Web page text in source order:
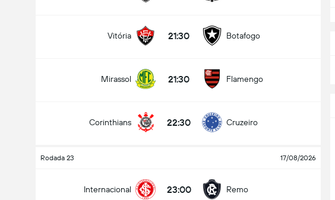
Vitória 21:30 Botafogo
Mirassol 21:30 Flamengo
Corinthians 22:30 Cruzeiro
Rodada 23 17/08/2026
Internacional 23:00 Remo